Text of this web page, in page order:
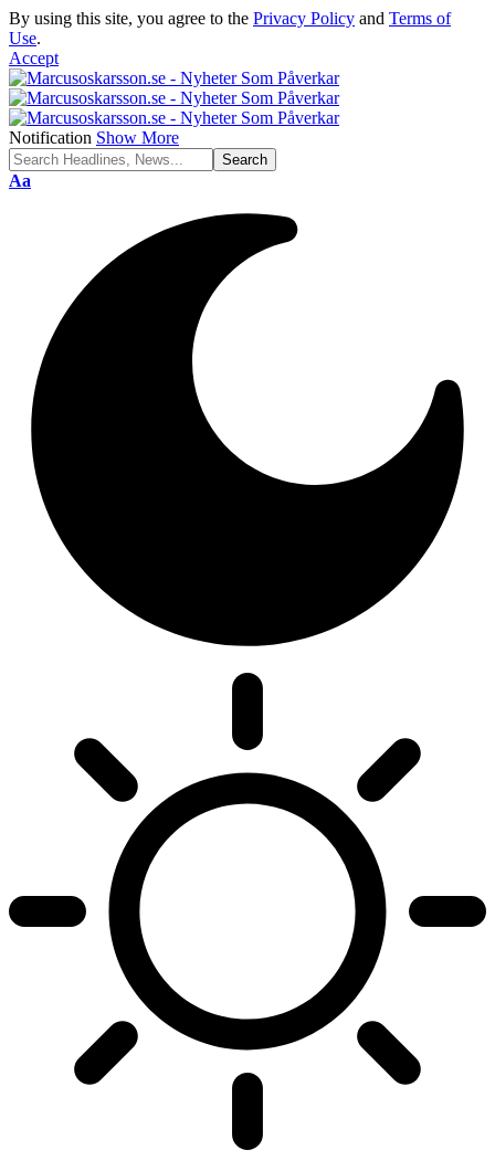
By using this site, you agree to the Privacy Policy and Terms of
Use.
Accept
Notification Show More
Font
Aa